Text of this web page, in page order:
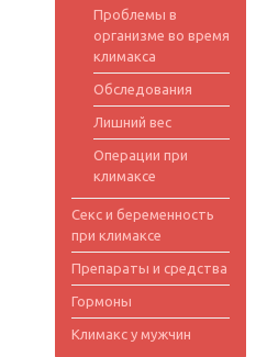
Проблемы в
организме во время
климакса
Обследования
Лишний вес
Операции при
климаксе
Секс и беременность
при климаксе
Препараты и средства
Гормоны
Климакс у мужчин